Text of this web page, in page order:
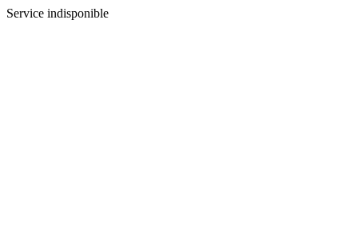
Service indisponible